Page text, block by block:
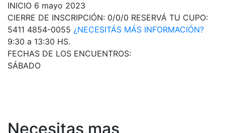
INICIO 6 mayo 2023
CIERRE DE INSCRIPCIÓN: 0/0/0 RESERVÁ TU CUPO:
5411 4854-0055 ¿NECESITÁS MÁS INFORMACIÓN?
9:30 a 13:30 HS.
FECHAS DE LOS ENCUENTROS:
SÁBADO
Necesitas mas